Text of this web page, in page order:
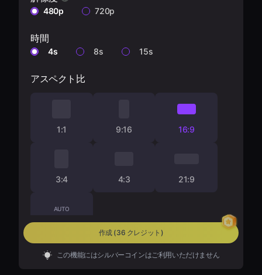
480p 720p
時間
4s 8s 15s
アスペクト比
1:1 9:16 16:9
3:4 4:3 21:9
AUTO
作成 (36 クレジット)
この機能にはシルバーコインはご利用いただけません